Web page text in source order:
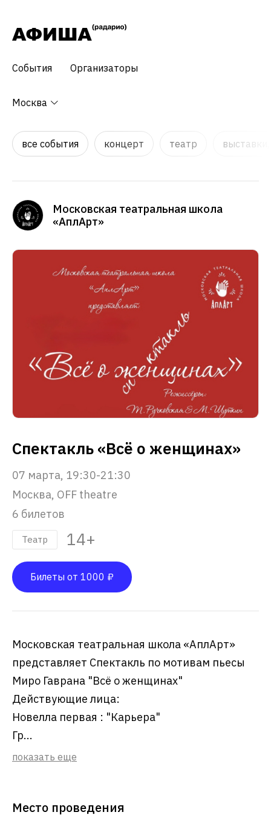
События Организаторы
Москва
все события концерт театр
Московская театральная школа
«АплАрт»
Спектакль «Всё о женщинах»
07 марта, 19:30-21:30
Москва, OFF theatre
6 билетов
Театр 14+
Билеты от 1000 ₽
Московская театральная школа «АплАрт»
представляет Спектакль по мотивам пьесы
Миро Гаврана "Всё о женщинах"
Действующие лица:
Новелла первая : "Карьера"
Гр...
показать еще
Место проведения